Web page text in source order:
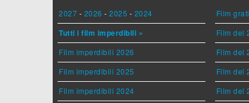
2027 - 2026 - 2025 - 2024
Tutti i film imperdibili »
Film imperdibili 2026
Film imperdibili 2025
Film imperdibili 2024
Film
Film del
Film del
Film del
Film del